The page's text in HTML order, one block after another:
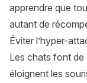
apprendre que
autant de
Éviter l’hyper-
Les chats font de
éloignent les